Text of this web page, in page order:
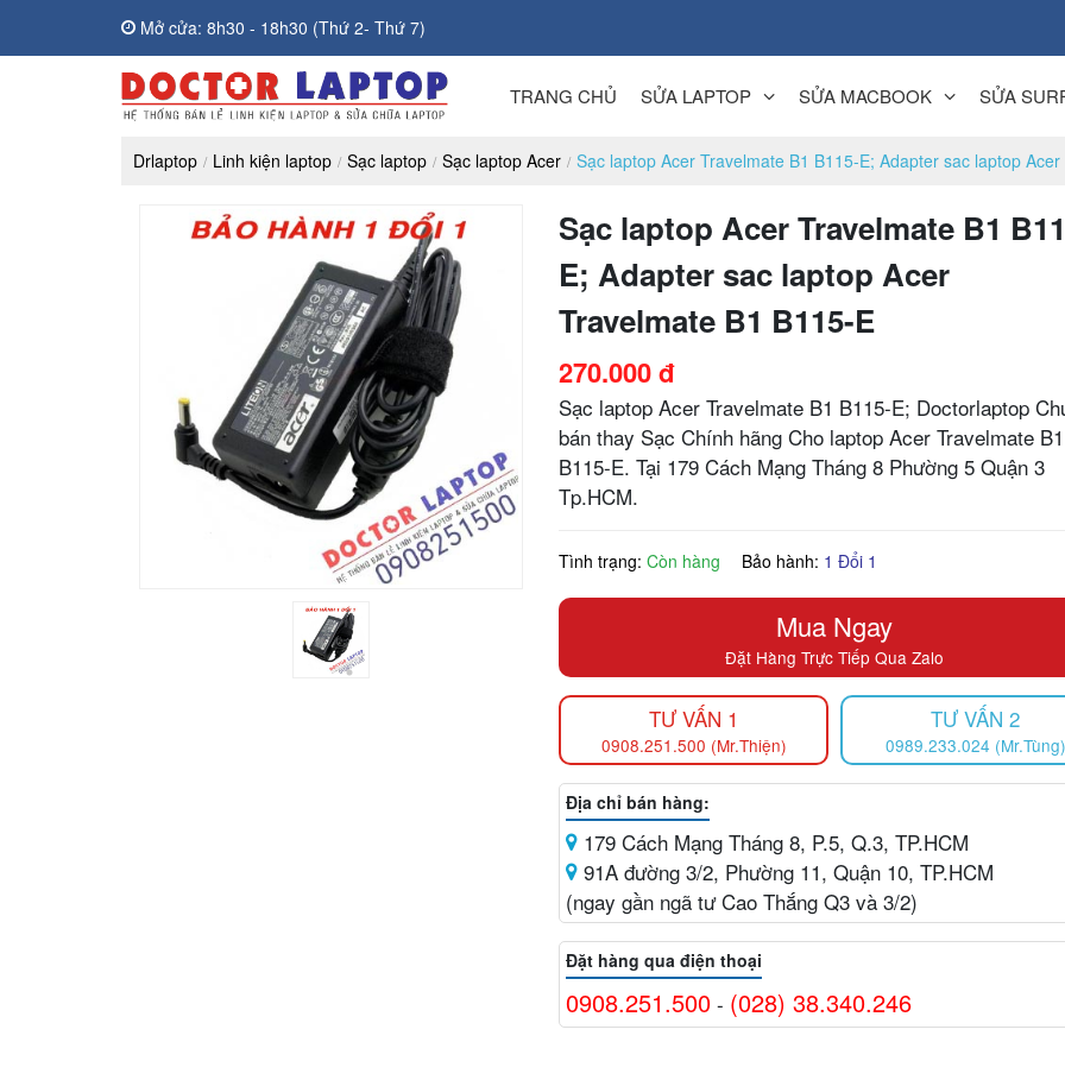
Mở cửa: 8h30 - 18h30 (Thứ 2- Thứ 7)
TRANG CHỦ SỬA LAPTOP SỬA MACBOOK SỬA
Drlaptop Linh kiện laptop Sạc laptop Sạc laptop Acer Sạc laptop Acer Travelmate B1 B115-E; Adapter sac laptop
Sạc laptop Acer Travelmate B1
E; Adapter sac laptop Acer
Travelmate B1 B115-E
270.000 đ
Sạc laptop Acer Travelmate B1 B115-E; Doctorlaptop
bán thay Sạc Chính hãng Cho laptop Acer Travelmate B1
B115-E. Tại 179 Cách Mạng Tháng 8 Phường 5 Quận 3
Tp.HCM.
Tình trạng:Còn hàng Bảo hành: 1 Đổi 1
Mua Ngay
Đặt Hàng Trực Tiếp Qua Zalo
TƯ VẤN 1
0908.251.500 (Mr.Thiện)
TƯ VẤN 2
0989.233.024 (Mr.Tùng)
Địa chỉ bán hàng:
179 Cách Mạng Tháng 8, P.5, Q.3, TP.HCM
91A đường 3/2, Phường 11, Quận 10, TP.HCM
(ngay gần ngã tư Cao Thắng Q3 và 3/2)
Đặt hàng qua điện thoại
0908.251.500 - (028) 38.340.246